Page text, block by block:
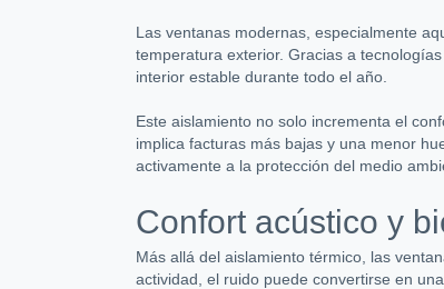
Las ventanas modernas, especialmente
temperatura exterior. Gracias a
interior estable durante todo el año.
Este aislamiento no solo incrementa el
implica facturas más bajas y una menor
activamente a la protección del medio
Confort acústico y
Más allá del aislamiento térmico, las
actividad, el ruido puede convertirse en